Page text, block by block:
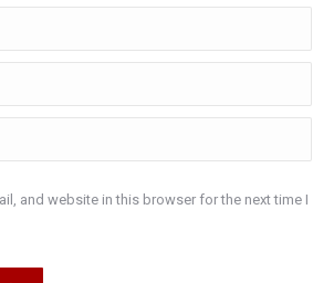
and website in this browser for the next time I